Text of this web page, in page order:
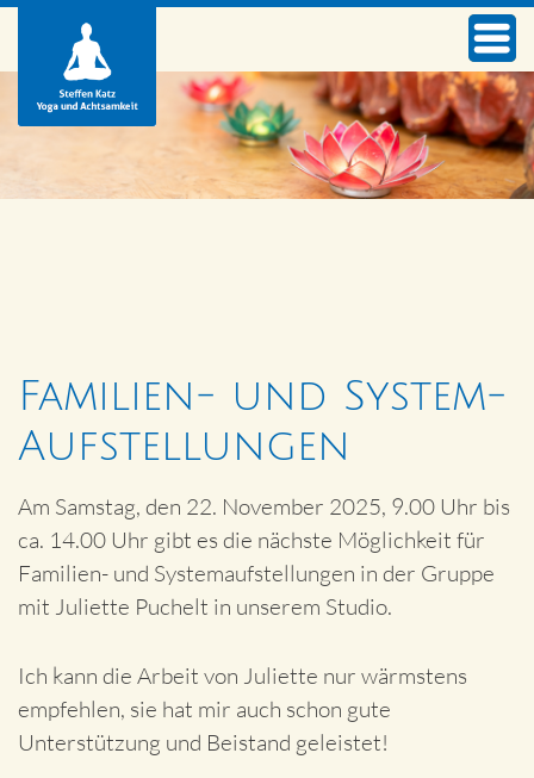
Familien- und System-
Aufstellungen
Am Samstag, den 22. November 2025, 9.00 Uhr bis
ca. 14.00 Uhr gibt es die nächste Möglichkeit für
Familien- und Systemaufstellungen in der Gruppe
mit Juliette Puchelt in unserem Studio.
Ich kann die Arbeit von Juliette nur wärmstens
empfehlen, sie hat mir auch schon gute
Unterstützung und Beistand geleistet!